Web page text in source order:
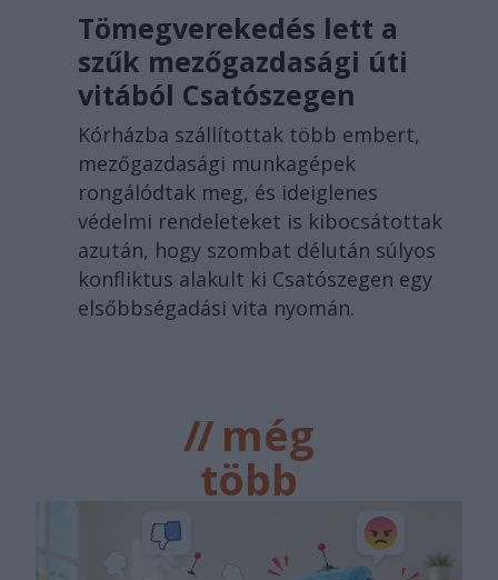
Tömegverekedés lett a
szűk mezőgazdasági úti
vitából Csatószegen
Kórházba szállítottak több embert,
mezőgazdasági munkagépek
rongálódtak meg, és ideiglenes
védelmi rendeleteket is kibocsátottak
azután, hogy szombat délután súlyos
konfliktus alakult ki Csatószegen egy
elsőbbségadási vita nyomán.
//még
több
főtér.ro